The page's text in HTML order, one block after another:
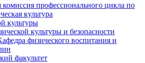
профессионального цикла по
культура
культуры
культуры и безопасности
физического воспитания и
факультет